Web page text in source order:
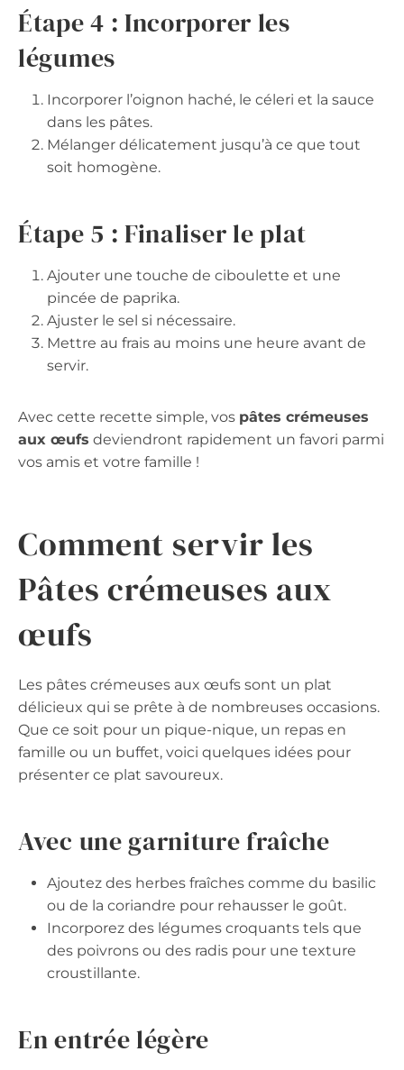
Étape 4 : Incorporer les
légumes
Incorporer l’oignon haché, le céleri et la sauce
dans les pâtes.
Mélanger délicatement jusqu’à ce que tout
soit homogène.
Étape 5 : Finaliser le plat
Ajouter une touche de ciboulette et une
pincée de paprika.
Ajuster le sel si nécessaire.
Mettre au frais au moins une heure avant de
servir.
Avec cette recette simple, vos pâtes crémeuses
aux œufs deviendront rapidement un favori parmi
vos amis et votre famille !
Comment servir les
Pâtes crémeuses aux
œufs
Les pâtes crémeuses aux œufs sont un plat
délicieux qui se prête à de nombreuses occasions.
Que ce soit pour un pique-nique, un repas en
famille ou un buffet, voici quelques idées pour
présenter ce plat savoureux.
Avec une garniture fraîche
Ajoutez des herbes fraîches comme du basilic
ou de la coriandre pour rehausser le goût.
Incorporez des légumes croquants tels que
des poivrons ou des radis pour une texture
croustillante.
En entrée légère